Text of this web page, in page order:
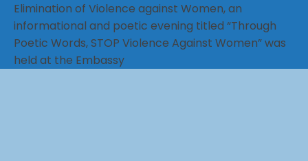
Elimination of Violence against Women, an
informational and poetic evening titled “Through
Poetic Words, STOP Violence Against Women” was
held at the Embassy